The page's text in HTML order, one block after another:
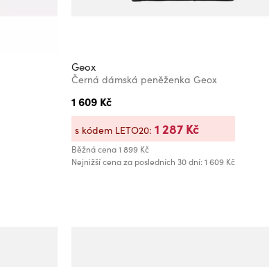
Geox
Černá dámská peněženka Geox
1 609 Kč
Běžná cena 1 899 Kč
Nejnižší cena za posledních 30 dní: 1 609 Kč
s kódem LETO20: 1 287 Kč